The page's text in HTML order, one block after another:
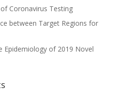
Coronavirus Testing
between Target Regions for
Epidemiology of 2019 Novel